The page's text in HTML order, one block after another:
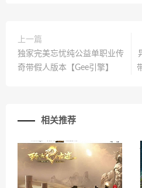
上一篇
独家完美忘忧纯公益单职业传
奇带假人版本【Gee引擎】
相关推荐